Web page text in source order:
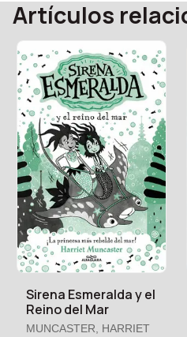
Artículos
Sirena Esmeralda y el
Reino del Mar
MUNCASTER, HARRIET